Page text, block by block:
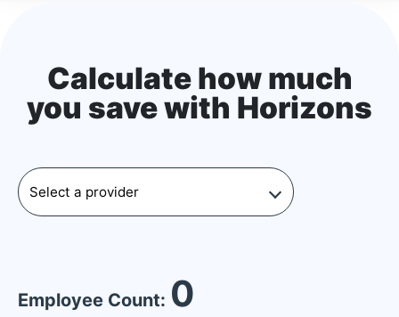
Calculate how much
you save with Horizons
Employee Count: 0